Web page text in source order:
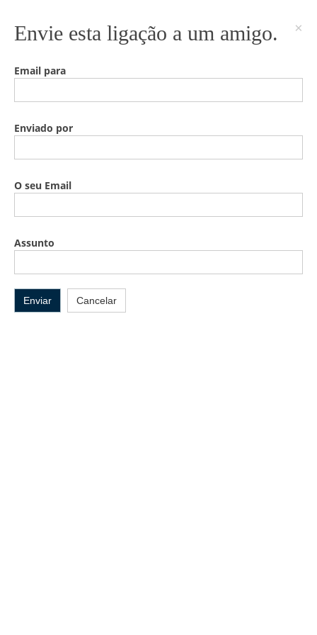
Envie esta ligação a um amigo. ×
Email para
Enviado por
O seu Email
Assunto
Enviar Cancelar